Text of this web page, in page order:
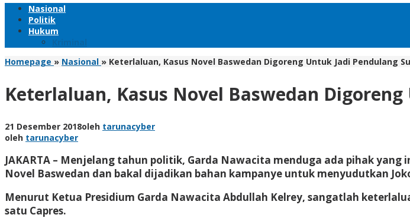
Nasional
Politik
Hukum
Kriminal
Homepage » Nasional » Keterlaluan, Kasus Novel Baswedan Digoreng Untuk Jadi Pendulang
Keterlaluan, Kasus Novel Baswedan
21 Desember 2018oleh tarunacyber
oleh tarunacyber
JAKARTA – Menjelang tahun politik, Garda Nawacita menduga ada pihak
Novel Baswedan dan bakal dijadikan bahan kampanye untuk menyudutkan
Menurut Ketua Presidium Garda Nawacita Abdullah Kelrey, sangatlah
satu Capres.